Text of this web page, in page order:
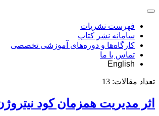
فهرست نشریات
سامانه نشر کتاب
کارگاه‌ها و دوره‌های آموزشی تخصصی
تماس با ما
English
تعداد مقالات: 13
اثر مدیریت همزمان کود